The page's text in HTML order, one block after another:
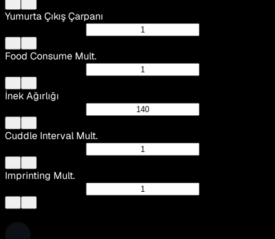
Yumurta Çıkış Çarpanı
Food Consume Mult.
İnek Ağırlığı
Cuddle Interval Mult.
Imprinting Mult.